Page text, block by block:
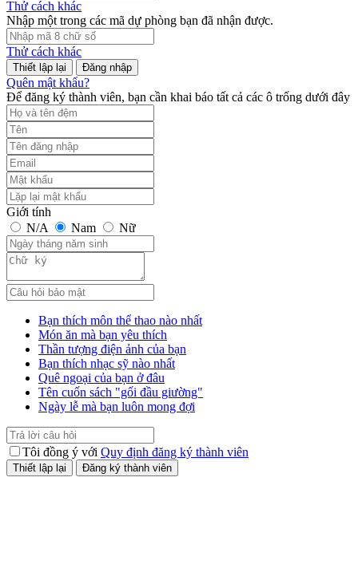
Thử cách khác
Nhập một trong các mã dự phòng bạn đã nhận được.
Thử cách khác
Đăng nhập
Quên mật khẩu?
Để đăng ký thành viên, bạn cần khai báo tất cả các ô trống dưới đây
Giới tính
N/A
Nam Nữ
Bạn thích môn thể thao nào nhất
Món ăn mà bạn yêu thích
Thần tượng điện ảnh của bạn
Bạn thích nhạc sỹ nào nhất
Quê ngoại của bạn ở đâu
Tên cuốn sách "gối đầu giường"
Ngày lễ mà bạn luôn mong đợi
Tôi đồng ý với Quy định đăng ký thành viên